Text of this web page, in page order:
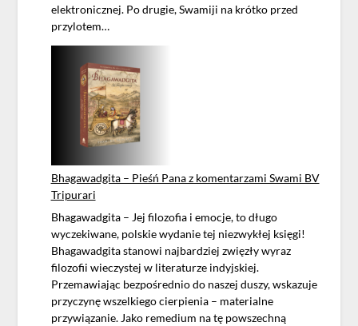
elektronicznej. Po drugie, Swamiji na krótko przed
przylotem…
Bhagawadgita – Pieśń Pana z komentarzami Swami BV
Tripurari
Bhagawadgita – Jej filozofia i emocje, to długo
wyczekiwane, polskie wydanie tej niezwykłej księgi!
Bhagawadgita stanowi najbardziej zwięzły wyraz
filozofii wieczystej w literaturze indyjskiej.
Przemawiając bezpośrednio do naszej duszy, wskazuje
przyczynę wszelkiego cierpienia – materialne
przywiązanie. Jako remedium na tę powszechną